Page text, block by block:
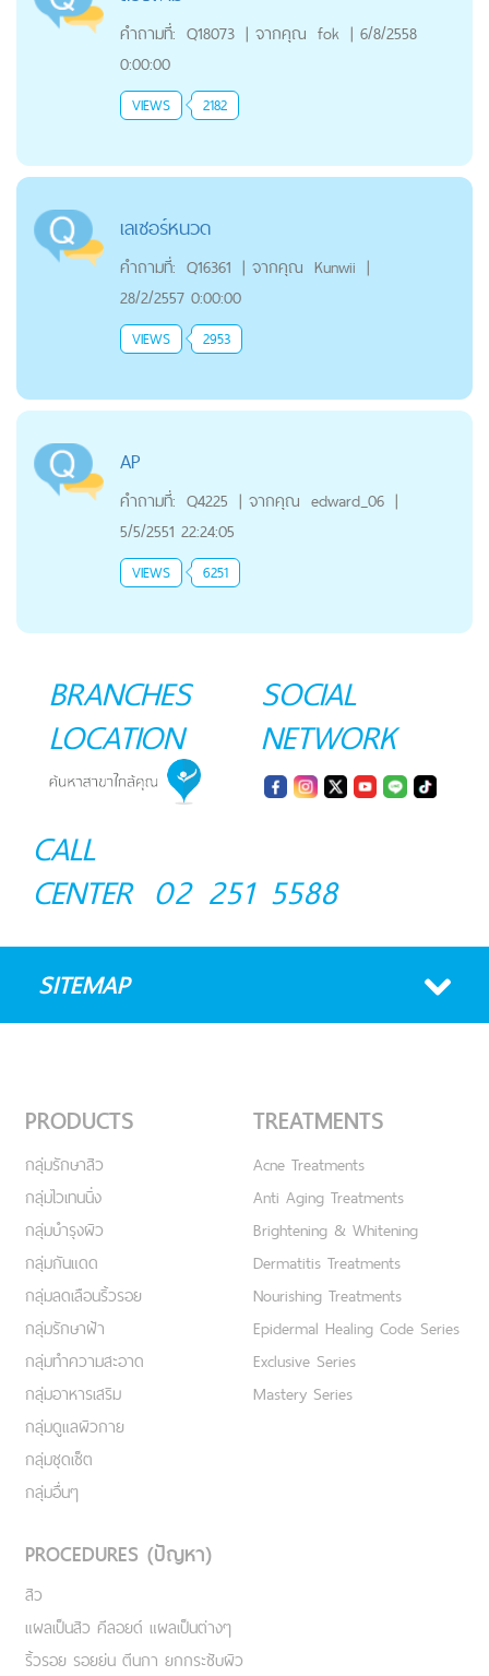
คำถามที่: Q18073 | จากคุณ fok | 6/8/2558
0:00:00
VIEWS 2182
เลเซอร์หนวด
คำถามที่: Q16361 | จากคุณ Kunwii |
28/2/2557 0:00:00
VIEWS 2953
AP
คำถามที่: Q4225 | จากคุณ edward_06 |
5/5/2551 22:24:05
VIEWS 6251
BRANCHES
LOCATION
SOCIAL
NETWORK
CALL
CENTER 02 251 5588
SITEMAP
PRODUCTS
กลุ่มรักษาสิว
กลุ่มไวเทนนิ่ง
กลุ่มบำรุงผิว
กลุ่มกันแดด
กลุ่มลดเลือนริ้วรอย
กลุ่มรักษาฝ้า
กลุ่มทำความสะอาด
กลุ่มอาหารเสริม
กลุ่มดูแลผิวกาย
กลุ่มชุดเซ็ต
กลุ่มอื่นๆ
TREATMENTS
Acne Treatments
Anti Aging Treatments
Brightening & Whitening
Dermatitis Treatments
Nourishing Treatments
Epidermal Healing Code Series
Exclusive Series
Mastery Series
PROCEDURES (ปัญหา)
สิว
แผลเป็นสิว คีลอยด์ แผลเป็นต่างๆ
ริ้วรอย รอยย่น ตีนกา ยกกระชับผิว